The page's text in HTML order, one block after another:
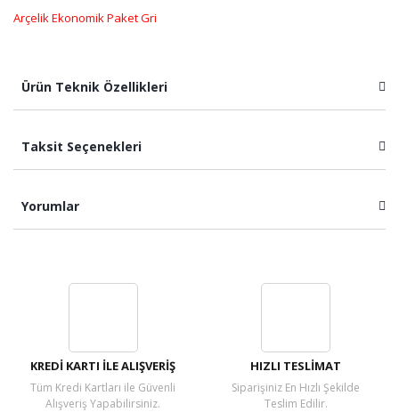
Arçelik Ekonomik Paket Gri
Ürün Teknik Özellikleri
Taksit Seçenekleri
Yorumlar
KREDİ KARTI İLE ALIŞVERİŞ
Tüm Kredi Kartları ile Güvenli
Alışveriş Yapabilirsiniz.
HIZLI TESLİMAT
Siparişiniz En Hızlı Şekilde
Teslim Edilir.